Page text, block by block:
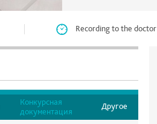
Recording to the doctor
Конкурсная
документация
Другое